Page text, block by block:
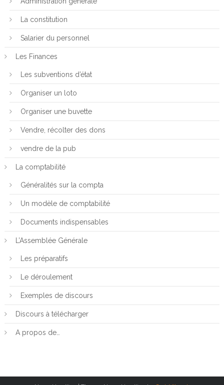
La constitution
Salarier du personnel
Les Finances
Les subventions d’état
Organiser un loto
Organiser une buvette
Vendre, récolter des dons
vendre de la pub
La comptabilité
Généralités sur la compta
Un modèle de comptabilité
Documents indispensables
L’Assemblée Générale
Les préparatifs
Le déroulement
Exemples de discours
Discours à télécharger
A propos de…